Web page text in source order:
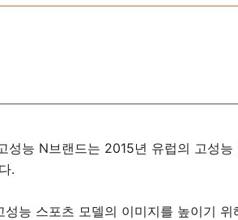
성능 N브랜드는 2015년 유럽의 고성능
.
능 스포츠 모델의 이미지를 높이기 위